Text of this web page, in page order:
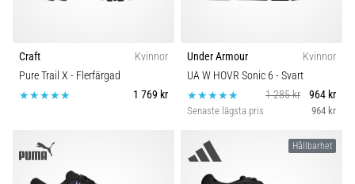
Craft
Kvinnor
Pure Trail X - Flerfärgad
1 769 kr
Under Armour
Kvinnor
UA W HOVR Sonic 6 - Svart
1 285 kr
964 kr
Senaste lägsta pris 964 kr
Hållbarhet